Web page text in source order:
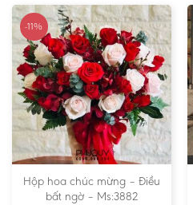
-11%
Hộp hoa chúc mừng – Điều
bất ngờ – Ms:3882